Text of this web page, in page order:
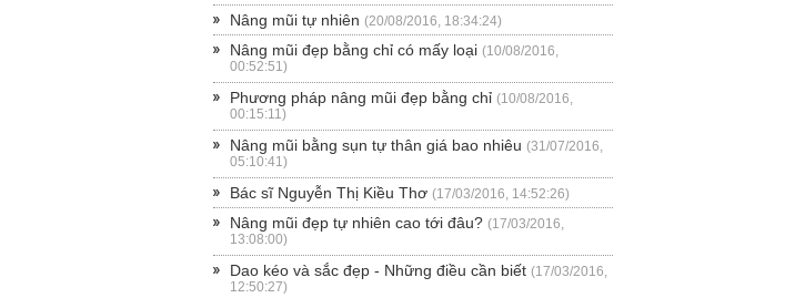
Nâng mũi tự nhiên (20/08/2016, 18:34:24)
Nâng mũi đẹp bằng chỉ có mấy loại (10/08/2016,
00:52:51)
Phương pháp nâng mũi đẹp bằng chỉ (10/08/2016,
00:15:11)
Nâng mũi bằng sụn tự thân giá bao nhiêu (31/07/2016,
05:10:41)
Bác sĩ Nguyễn Thị Kiều Thơ (17/03/2016, 14:52:26)
Nâng mũi đẹp tự nhiên cao tới đâu? (17/03/2016,
13:08:00)
Dao kéo và sắc đẹp - Những điều cần biết (17/03/2016,
12:50:27)